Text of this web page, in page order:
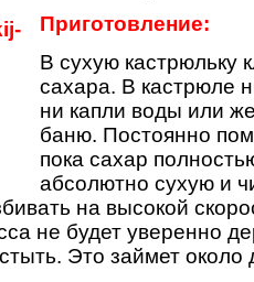
Приготовление:
В сухую кастрюльку
сахара. В кастрюле
ни капли воды или
баню. Постоянно
пока сахар
абсолютно сухую и
на высокой
не будет уверенно
Это займет около